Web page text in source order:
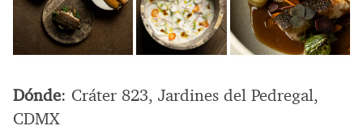
Dónde: Cráter 823, Jardines del Pedregal,
CDMX